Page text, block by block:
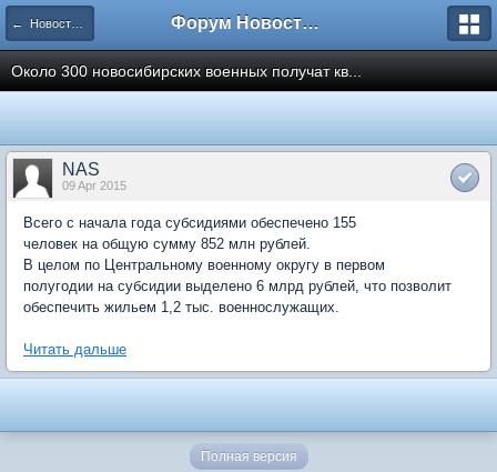
← Новости рынка недвижимости Форум Новостройки
Около 300 новосибирских военных получат кв...
NAS
09 Apr 2015
Всего с начала года субсидиями обеспечено 155
человек на общую сумму 852 млн рублей.
В целом по Центральному военному округу в первом
полугодии на субсидии выделено 6 млрд рублей, что позволит
обеспечить жильем 1,2 тыс. военнослужащих.
Читать дальше
Полная версия